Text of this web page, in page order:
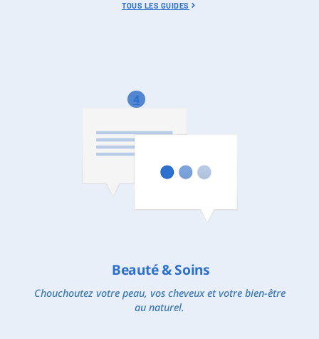
TOUS LES GUIDES
4
Beauté & Soins
Chouchoutez votre peau, vos cheveux et votre bien-être
au naturel.